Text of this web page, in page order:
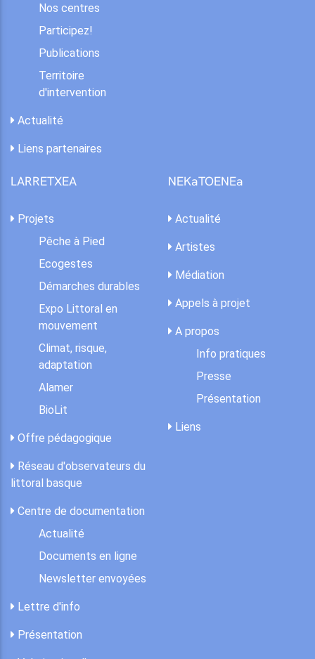
Nos centres
Participez!
Publications
Territoire
d'intervention
Actualité
Liens partenaires
LARRETXEA
Projets
Pêche à Pied
Ecogestes
Démarches durables
Expo Littoral en
mouvement
Climat, risque,
adaptation
Alamer
BioLit
Offre pédagogique
Réseau d'observateurs du
littoral basque
Centre de documentation
Actualité
Documents en ligne
Newsletter envoyées
Lettre d'info
Présentation
NEKaTOENEa
Actualité
Artistes
Médiation
Appels à projet
A propos
Info pratiques
Presse
Présentation
Liens